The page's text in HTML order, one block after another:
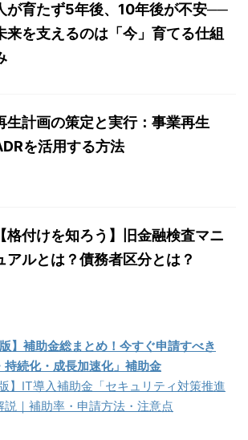
が育たず5年後、10年後が不安──
来を支えるのは「今」育てる仕組
生計画の策定と実行：事業再生
を活用する方法
【格付けを知ろう】旧金融検査マニ
アルとは？債務者区分とは？
】補助金総まとめ！今すぐ申請すべき
持続化・成長加速化」補助金
】IT導入補助金「セキュリティ対策推進
説｜補助率・申請方法・注意点